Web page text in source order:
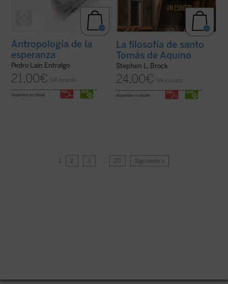
Antropología de la
esperanza
Pedro Laín Entralgo
21,00€ IVA incluido
disponible en ebook:
La filosofía de santo
Tomás de Aquino
Stephen L. Brock
24,00€ IVA incluido
disponible en ebook:
1 2 3 … 20 Siguiente »